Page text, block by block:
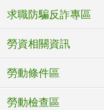
求職防騙反詐專區
勞資相關資訊
勞動條件區
勞動檢查區